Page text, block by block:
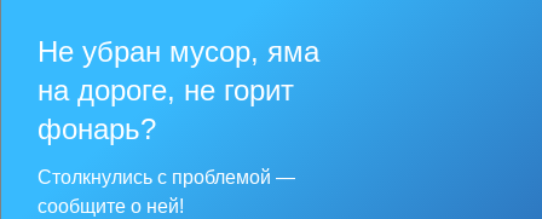
Не убран мусор, яма
на дороге, не горит
фонарь?
Столкнулись с проблемой —
сообщите о ней!